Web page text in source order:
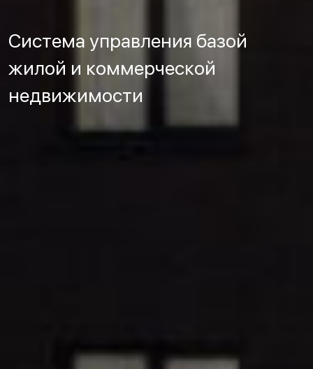
Система управления базой
жилой и коммерческой
недвижимости